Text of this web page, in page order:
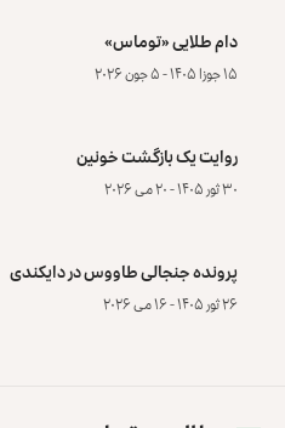
دام طلایی «توماس»
۱۵ جوزا ۱۴۰۵ - ۵ جون ۲۰۲۶
روایت یک بازگشت خونین
۳۰ ثور ۱۴۰۵ - ۲۰ می ۲۰۲۶
پرونده‌ جنجالی طاووس در دایکندی
۲۶ ثور ۱۴۰۵ - ۱۶ می ۲۰۲۶